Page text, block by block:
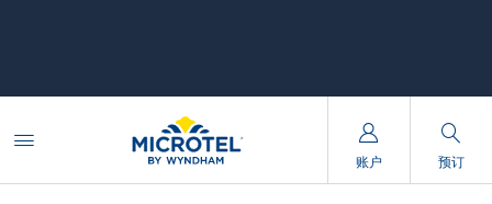
账户 预订